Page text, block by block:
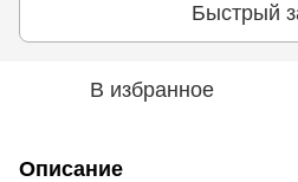
Быстрый
В избранное
Описание